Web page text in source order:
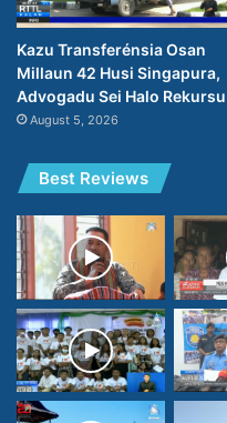
Kazu Transferénsia Osan
Millaun 42 Husi Singapura,
Advogadu Sei Halo Rekursu
August 5, 2026
Best Reviews